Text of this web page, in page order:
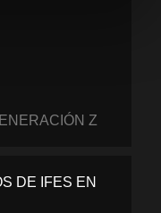
Z
DE IFES EN